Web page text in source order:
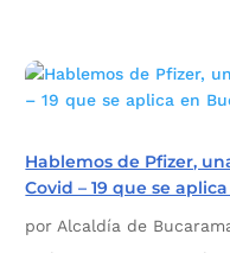
Hablemos de Pfizer,
Covid – 19 que se
por Alcaldía de